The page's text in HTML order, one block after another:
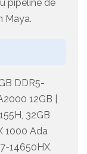
pipeline de
Maya.
DDR5-
12GB |
32GB
1000 Ada
14650HX,